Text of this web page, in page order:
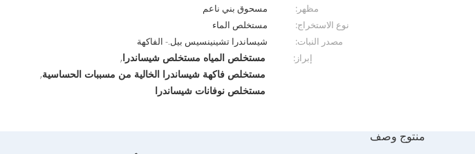
مظهر: مسحوق بني ناعم
نوع الاستخراج:
مستخلص الماء
مصدر النبات:
شيساندرا تشينينسيس بيل.- الفاكهة
إبراز:
مستخلص المياه مستخلص شيساندرا,
مستخلص فاكهة شيساندرا الخالية من مسببات الحساسية,
مستخلص نوفانات شيساندرا
منتوج وصف